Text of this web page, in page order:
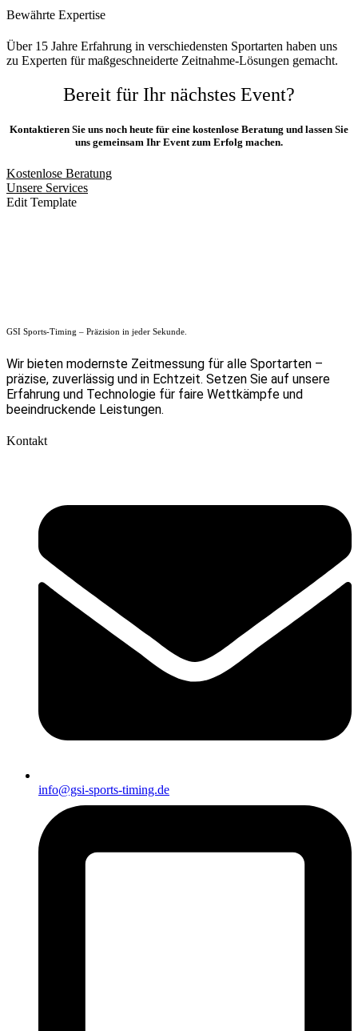
Bewährte Expertise
Über 15 Jahre Erfahrung in verschiedensten Sportarten haben uns
zu Experten für maßgeschneiderte Zeitnahme-Lösungen gemacht.
Bereit für Ihr nächstes Event?
Kontaktieren Sie uns noch heute für eine kostenlose Beratung und lassen Sie
uns gemeinsam Ihr Event zum Erfolg machen.
Kostenlose Beratung
Unsere Services
Edit Template
GSI Sports-Timing – Präzision in jeder Sekunde.
Wir bieten modernste Zeitmessung für alle Sportarten –
präzise, zuverlässig und in Echtzeit. Setzen Sie auf unsere
Erfahrung und Technologie für faire Wettkämpfe und
beeindruckende Leistungen.
Kontakt
info@gsi-sports-timing.de